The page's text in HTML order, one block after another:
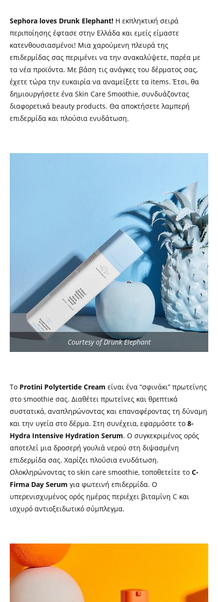
Sephora loves Drunk Elephant! Η εκπληκτική σειρά
περιποίησης έφτασε στην Ελλάδα και εμείς είμαστε
κατενθουσιασμένοι! Μια χαρούμενη πλευρά της
επιδερμίδας σας περιμένει να την ανακαλύψετε, παρέα με
τα νέα προϊόντα. Με βάση τις ανάγκες του δέρματος σας,
έχετε τώρα την ευκαιρία να αναμείξετε τα items. Έτσι, θα
δημιουργήσετε ένα Skin Care Smoothie, συνδυάζοντας
διαφορετικά beauty products. Θα αποκτήσετε λαμπερή
επιδερμίδα και πλούσια ενυδάτωση.
Courtesy of Drunk Elephant
Το Protini Polytertide Cream είναι ένα “σφινάκι” πρωτεΐνης
στο smoothie σας. Διαθέτει πρωτεΐνες και θρεπτικά
συστατικά, αναπληρώνοντας και επαναφέροντας τη δύναμη
και την υγεία στο δέρμα. Στη συνέχεια, εφαρμόστε το 8-
Hydra Intensive Hydration Serum. Ο συγκεκριμένος ορός
αποτελεί μια δροσερή γουλιά νερού στη διψασμένη
επιδερμίδα σας. Χαρίζει πλούσια ενυδάτωση.
Ολοκληρώνοντας το skin care smoothie, τοποθετείτε το C-
Firma Day Serum για φωτεινή επιδερμίδα. Ο
υπερενισχυμένος ορός ημέρας περιέχει βιταμίνη C και
ισχυρό αντιοξειδωτικό σύμπλεγμα.